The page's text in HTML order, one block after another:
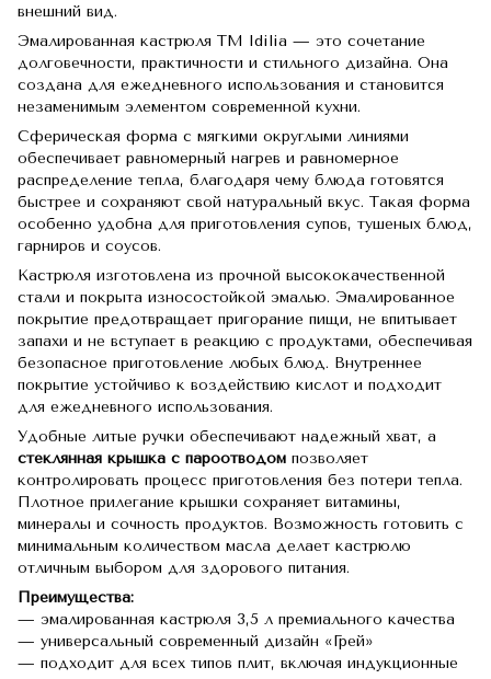
внешний вид.
Эмалированная кастрюля TM Idilia — это сочетание
долговечности, практичности и стильного дизайна. Она
создана для ежедневного использования и становится
незаменимым элементом современной кухни.
Сферическая форма с мягкими округлыми линиями
обеспечивает равномерный нагрев и равномерное
распределение тепла, благодаря чему блюда готовятся
быстрее и сохраняют свой натуральный вкус. Такая форма
особенно удобна для приготовления супов, тушеных блюд,
гарниров и соусов.
Кастрюля изготовлена из прочной высококачественной
стали и покрыта износостойкой эмалью. Эмалированное
покрытие предотвращает пригорание пищи, не впитывает
запахи и не вступает в реакцию с продуктами, обеспечивая
безопасное приготовление любых блюд. Внутреннее
покрытие устойчиво к воздействию кислот и подходит
для ежедневного использования.
Удобные литые ручки обеспечивают надежный хват, а
стеклянная крышка с пароотводом позволяет
контролировать процесс приготовления без потери тепла.
Плотное прилегание крышки сохраняет витамины,
минералы и сочность продуктов. Возможность готовить с
минимальным количеством масла делает кастрюлю
отличным выбором для здорового питания.
Преимущества:
— эмалированная кастрюля 3,5 л премиального качества
— универсальный современный дизайн «Грей»
— подходит для всех типов плит, включая индукционные